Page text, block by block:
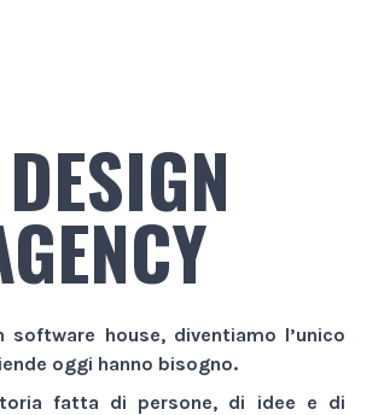
software house, diventiamo l’unico
oggi hanno bisogno.
fatta di persone, di idee e di